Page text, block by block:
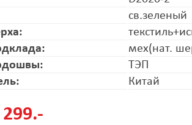
св.зеленый
мех(нат.
ТЭП
Китай